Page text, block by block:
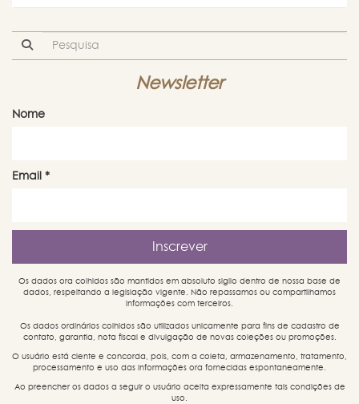
Newsletter
Nome
Email *
Os dados ora colhidos são mantidos em absoluto sigilo dentro de nossa base de
dados, respeitando a legislação vigente. Não repassamos ou compartilhamos
informações com terceiros.
Os dados ordinários colhidos são utilizados unicamente para fins de cadastro de
contato, garantia, nota fiscal e divulgação de novas coleções ou promoções.
O usuário está ciente e concorda, pois, com a coleta, armazenamento, tratamento,
processamento e uso das informações ora fornecidas espontaneamente.
Ao preencher os dados a seguir o usuário aceita expressamente tais condições de
uso.